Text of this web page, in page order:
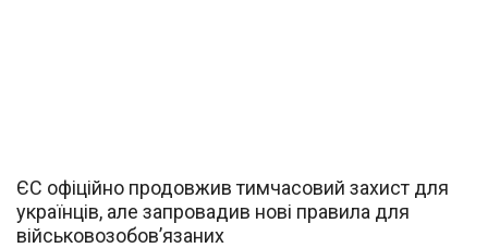
ЄС офіційно продовжив тимчасовий захист для
українців, але запровадив нові правила для
військовозобов’язаних